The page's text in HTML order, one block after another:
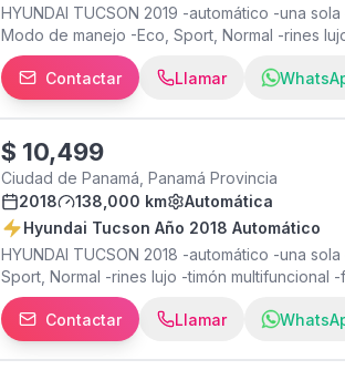
HYUNDAI TUCSON 2019 -automático -una
Modo de manejo -Eco, Sport, Normal -rines
TRADE IN ( Su auto como parte de pago) -
DONALDO GUERRA, CALLE 3, AVENIDA
Contactar Llamar
$ 10,499
Ciudad de Panamá, Panamá Provincia
2018
138,000 km
Automática
Hyundai Tucson Año 2018 Automático
HYUNDAI TUCSON 2018 -automático -una
Sport, Normal -rines lujo -timón multifuncional
para Traspaso PRECIO: $ 10,499.00 AL
DE CORDOBA.
Contactar Llamar